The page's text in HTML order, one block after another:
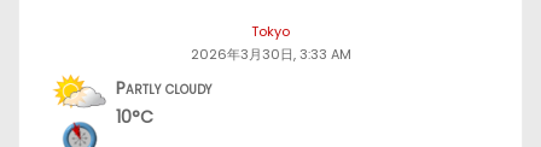
Tokyo
2026年3月30日, 3:33 AM
Partly cloudy
10°C